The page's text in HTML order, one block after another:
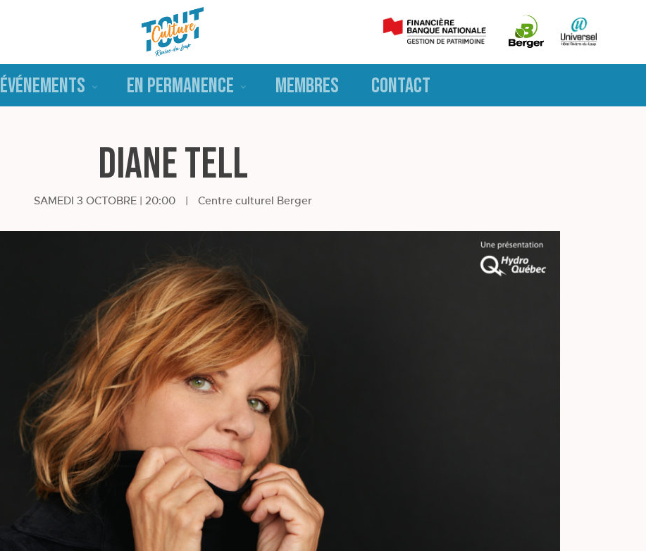
ÉVÉNEMENTS EN PERMANENCE MEMBRES CONTACT
Diane Tell
SAMEDI 3 OCTOBRE | 20:00 | Centre culturel Berger